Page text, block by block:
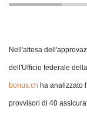
Nell'attesa
dell'Ufficio federale
bonus.ch ha analizzato
provvisori di 40